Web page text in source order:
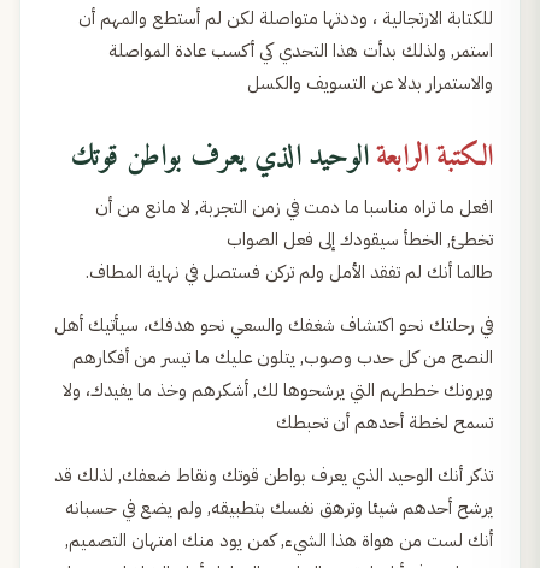
للكتابة الارتجالية ، وددتها متواصلة لكن لم أستطع والمهم أن
استمر, ولذلك بدأت هذا التحدي كي أكسب عادة المواصلة
والاستمرار بدلا عن التسويف والكسل
الكتبة الرابعةالوحيد الذي يعرف بواطن قوتك
افعل ما تراه مناسبا ما دمت في زمن التجربة, لا مانع من أن
تخطئ, الخطأ سيقودك إلى فعل الصواب
طالما أنك لم تفقد الأمل ولم تركن فستصل في نهاية المطاف.
في رحلتك نحو اكتشاف شغفك والسعي نحو هدفك، سيأتيك أهل
النصح من كل حدب وصوب, يتلون عليك ما تيسر من أفكارهم
ويرونك خططهم التي يرشحوها لك, أشكرهم وخذ ما يفيدك، ولا
تسمح لخطة أحدهم أن تحبطك
تذكر أنك الوحيد الذي يعرف بواطن قوتك ونقاط ضعفك, لذلك قد
يرشح أحدهم شيئا وترهق نفسك بتطبيقه, ولم يضع في حسبانه
أنك لست من هواة هذا الشيء, كمن يود منك امتهان التصميم,